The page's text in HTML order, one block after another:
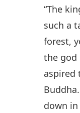
“The
such a
forest,
the god
aspired
down